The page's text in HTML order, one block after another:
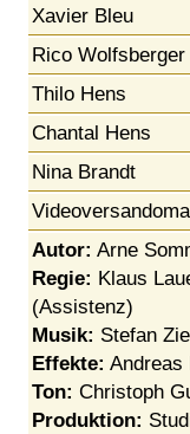
Xavier Bleu
Rico Wolfsberger
Thilo Hens
Chantal Hens
Nina Brandt
Videoversandoma
Autor: Arne
Regie: Klaus
(Assistenz)
Musik: Stefan
Effekte: Andreas
Ton: Christoph
Produktion: